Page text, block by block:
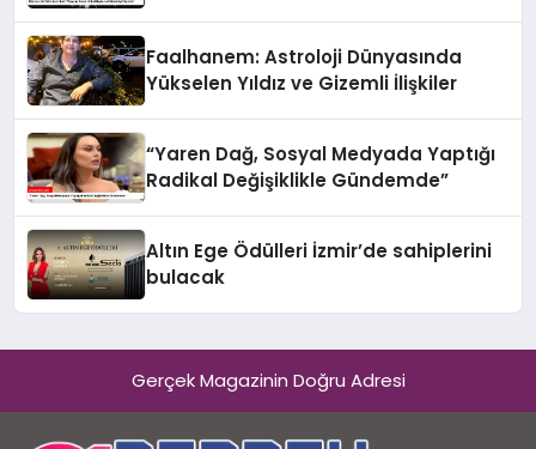
Faalhanem: Astroloji Dünyasında
Yükselen Yıldız ve Gizemli İlişkiler
“Yaren Dağ, Sosyal Medyada Yaptığı
Radikal Değişiklikle Gündemde”
Altın Ege Ödülleri İzmir’de sahiplerini
bulacak
Gerçek Magazinin Doğru Adresi